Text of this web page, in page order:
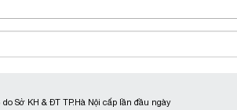
Sở KH & ĐT TP.Hà Nội cấp lần đầu ngày